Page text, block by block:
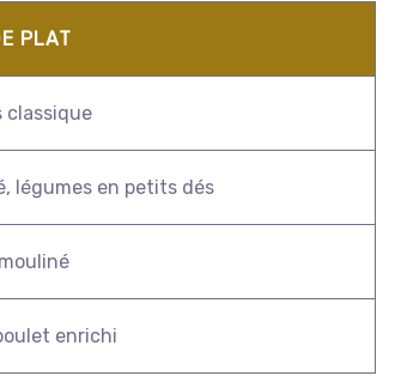
PLAT
légumes en petits dés
enrichi